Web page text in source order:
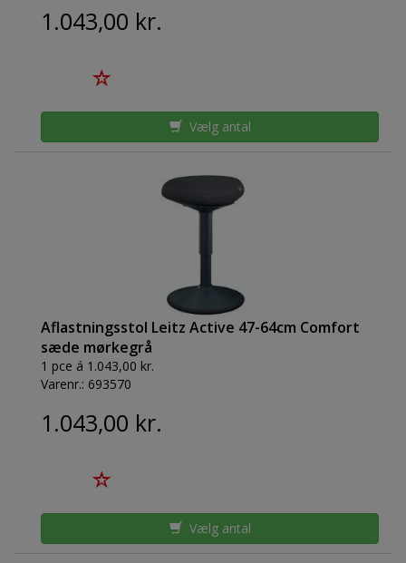
1.043,00 kr.
Vælg antal
Aflastningsstol Leitz Active 47-64cm Comfort
sæde mørkegrå
1 pce á 1.043,00 kr.
Varenr.: 693570
1.043,00 kr.
Vælg antal